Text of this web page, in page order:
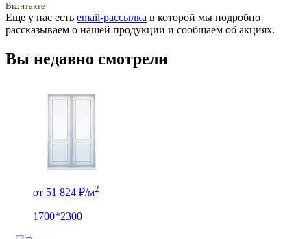
Вконтакте
Еще у нас есть email-рассылка в которой мы подробно
рассказываем о нашей продукции и сообщаем об акциях.
Вы недавно смотрели
от 51 824 ₽/м2
1700*2300